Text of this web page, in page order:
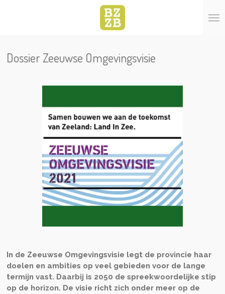
hoofdinhoud
Dossier Zeeuwse Omgevingsvisie
In de Zeeuwse Omgevingsvisie legt de provincie haar
doelen en ambities op veel gebieden voor de lange
termijn vast. Daarbij is 2050 de spreekwoordelijke stip
op de horizon. De visie richt zich onder meer op de